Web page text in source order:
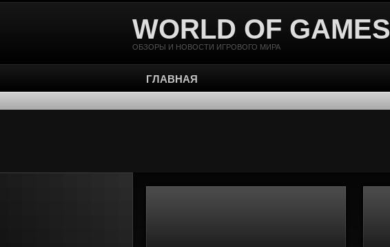
WORLD OF GAMES
ОБЗОРЫ И НОВОСТИ ИГРОВОГО МИРА
ГЛАВНАЯ